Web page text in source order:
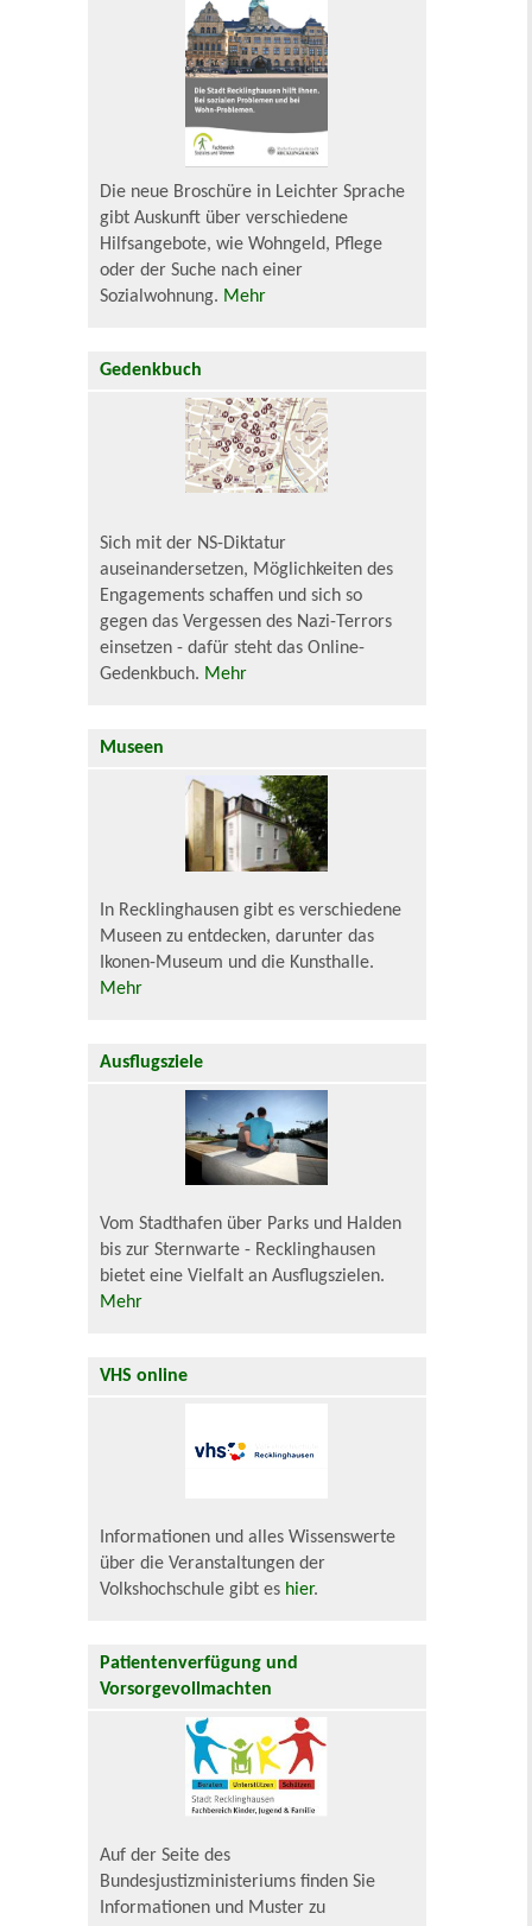
Die neue Broschüre in Leichter Sprache
gibt Auskunft über verschiedene
Hilfsangebote, wie Wohngeld, Pflege
oder der Suche nach einer
Sozialwohnung. Mehr
Gedenkbuch
Sich mit der NS-Diktatur
auseinandersetzen, Möglichkeiten des
Engagements schaffen und sich so
gegen das Vergessen des Nazi-Terrors
einsetzen - dafür steht das Online-
Gedenkbuch. Mehr
Museen
In Recklinghausen gibt es verschiedene
Museen zu entdecken, darunter das
Ikonen-Museum und die Kunsthalle.
Mehr
Ausflugsziele
Vom Stadthafen über Parks und Halden
bis zur Sternwarte - Recklinghausen
bietet eine Vielfalt an Ausflugszielen.
Mehr
VHS online
Informationen und alles Wissenswerte
über die Veranstaltungen der
Volkshochschule gibt es hier.
Patientenverfügung und
Vorsorgevollmachten
Auf der Seite des
Bundesjustizministeriums finden Sie
Informationen und Muster zu